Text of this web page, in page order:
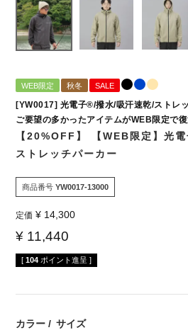
WEB限定 秋冬 SALE
[YW0017] 光電子®/撥水/吸汗速乾/ストレ
ご要望の多かったアイテムがWEB限定で復
【20%OFF】 【WEB限定】光
ストレッチパーカー
商品番号 YW0017-13000
定価 ¥ 14,300
¥ 11,440
[ 104 ポイント進呈 ]
カラー サイズ